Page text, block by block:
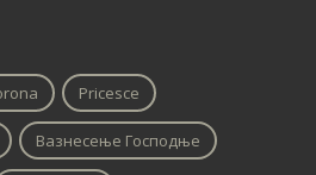
Pricesce
Вазнесење Господње